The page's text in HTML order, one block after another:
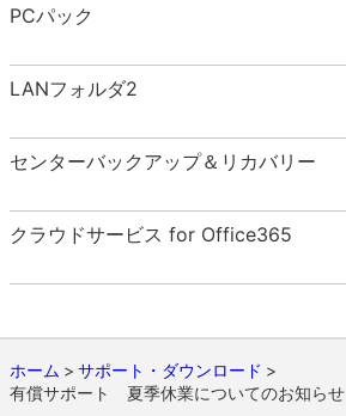
PCパック
LANフォルダ2
センターバックアップ＆リカバリー
クラウドサービス for Office365
ホーム
サポート・ダウンロード
有償サポート 夏季休業についてのお知らせ